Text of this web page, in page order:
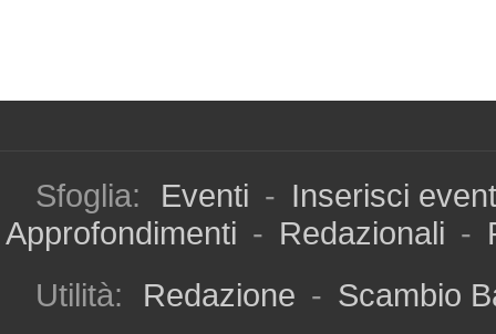
Sfoglia: Eventi - Inserisci
Approfondimenti - Redazionali -
Utilità:
Redazione - Scambio